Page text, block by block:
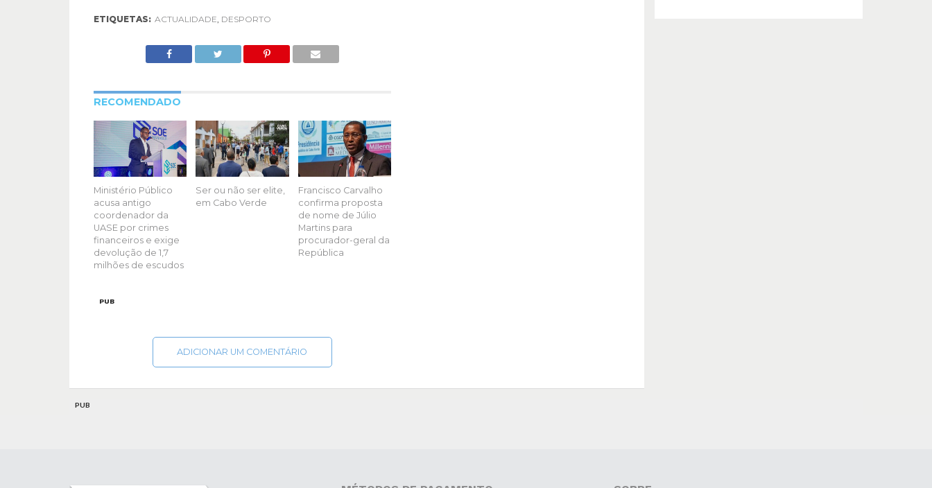
ETIQUETAS: ACTUALIDADE, DESPORTO
RECOMENDADO
Ministério Público
acusa antigo
coordenador da
UASE por crimes
financeiros e exige
devolução de 1,7
milhões de escudos
Ser ou não ser elite,
em Cabo Verde
Francisco Carvalho
confirma proposta
de nome de Júlio
Martins para
procurador-geral da
República
PUB
ADICIONAR UM COMENTÁRIO
PUB